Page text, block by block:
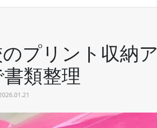
プリント収納
類整理